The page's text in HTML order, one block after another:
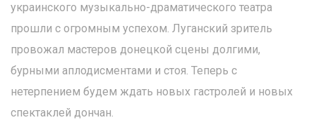
украинского музыкально-драматического театра
прошли с огромным успехом. Луганский зритель
провожал мастеров донецкой сцены долгими,
бурными аплодисментами и стоя. Теперь с
нетерпением будем ждать новых гастролей и новых
спектаклей дончан.